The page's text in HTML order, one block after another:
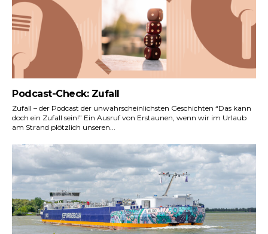
Podcast-Check: Zufall
Zufall – der Podcast der unwahrscheinlichsten Geschichten “Das kann
doch ein Zufall sein!” Ein Ausruf von Erstaunen, wenn wir im Urlaub
am Strand plötzlich unseren...